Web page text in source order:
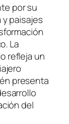
por su
paisajes
La
refleja un
presenta
del